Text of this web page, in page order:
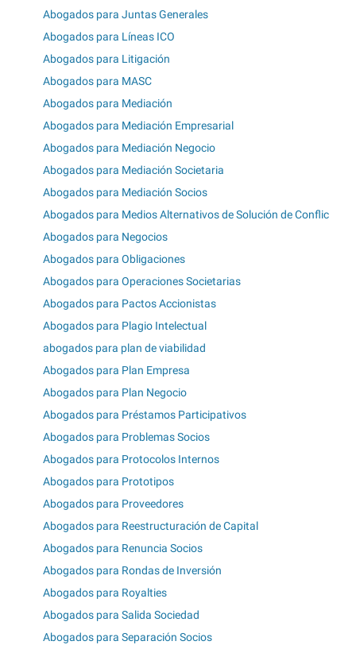
Abogados para Juntas Generales
Abogados para Líneas ICO
Abogados para Litigación
Abogados para MASC
Abogados para Mediación
Abogados para Mediación Empresarial
Abogados para Mediación Negocio
Abogados para Mediación Societaria
Abogados para Mediación Socios
Abogados para Medios Alternativos de Solución de Conflic
Abogados para Negocios
Abogados para Obligaciones
Abogados para Operaciones Societarias
Abogados para Pactos Accionistas
Abogados para Plagio Intelectual
abogados para plan de viabilidad
Abogados para Plan Empresa
Abogados para Plan Negocio
Abogados para Préstamos Participativos
Abogados para Problemas Socios
Abogados para Protocolos Internos
Abogados para Prototipos
Abogados para Proveedores
Abogados para Reestructuración de Capital
Abogados para Renuncia Socios
Abogados para Rondas de Inversión
Abogados para Royalties
Abogados para Salida Sociedad
Abogados para Separación Socios